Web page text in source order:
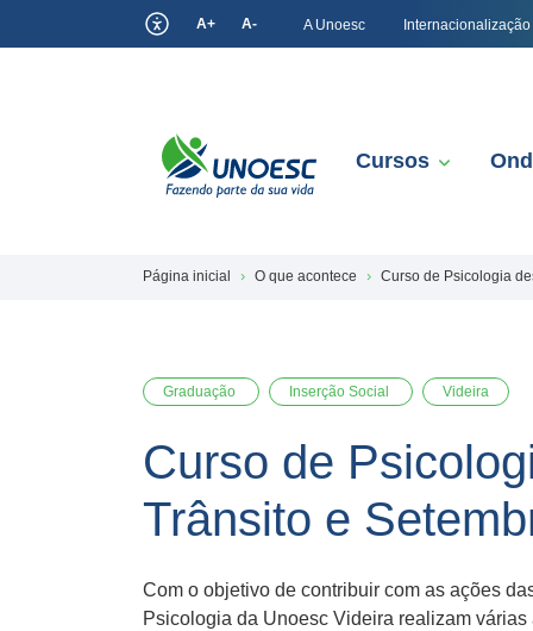
A+ A- A Unoesc Internacionalização
Cursos
Página inicial O que acontece Curso de Psicologia
Graduação Inserção Social Videira
Curso de
Trânsito e
Com o objetivo de contribuir com as ações
Psicologia da Unoesc Videira realizam